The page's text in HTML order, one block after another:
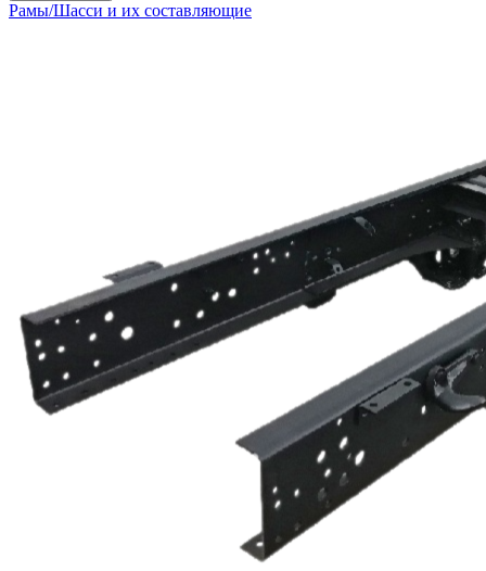
Рамы/Шасси и их составляющие